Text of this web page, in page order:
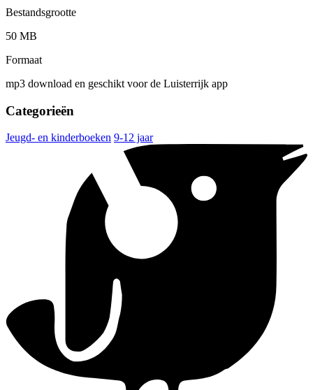
Bestandsgrootte
50 MB
Formaat
mp3 download en geschikt voor de Luisterrijk app
Categorieën
Jeugd- en kinderboeken 9-12 jaar